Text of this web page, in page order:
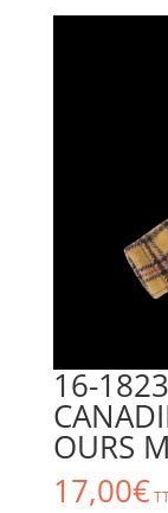
16-
OURS
17,00€